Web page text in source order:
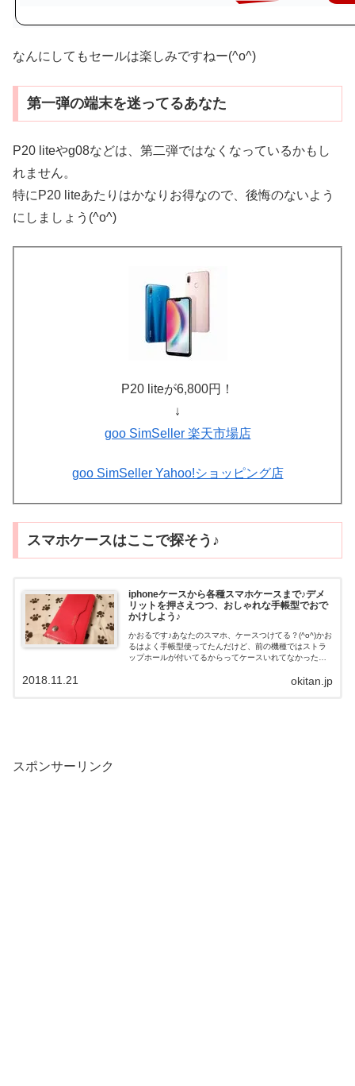
なんにしてもセールは楽しみですねー(^o^)
第一弾の端末を迷ってるあなた
P20 liteやg08などは、第二弾ではなくなっているかもし
れません。
特にP20 liteあたりはかなりお得なので、後悔のないよう
にしましょう(^o^)
P20 liteが6,800円！
↓
goo SimSeller 楽天市場店
goo SimSeller Yahoo!ショッピング店
スマホケースはここで探そう♪
iphoneケースから各種スマホケースまで♪デメ
リットを押さえつつ、おしゃれな手帳型でおで
かけしよう♪
かおるです♪あなたのスマホ、ケースつけてる？(^o^)かお
るはよく手帳型使ってたんだけど、前の機種ではストラ
ップホールが付いてるからってケースいれてなかったん
okitan.jp
2018.11.21
スポンサーリンク